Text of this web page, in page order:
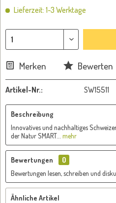
Lieferzeit: 1-3 Werktage
Merken Bewerten
Artikel-Nr.: SW15511
Beschreibung
Innovatives und nachhaltiges
der Natur SMART...
mehr
Bewertungen
0
Bewertungen lesen, schreiben und
Ähnliche Artikel